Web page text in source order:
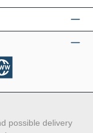
possible delivery